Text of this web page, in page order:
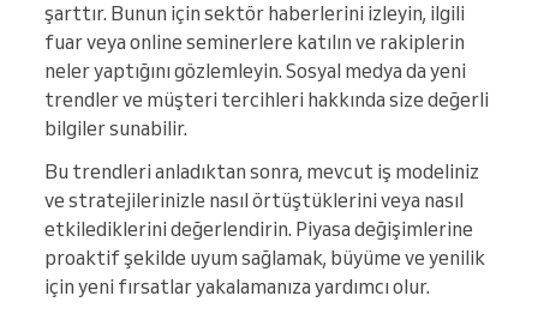
şarttır. Bunun için sektör haberlerini izleyin, ilgili
fuar veya online seminerlere katılın ve rakiplerin
neler yaptığını gözlemleyin. Sosyal medya da yeni
trendler ve müşteri tercihleri hakkında size değerli
bilgiler sunabilir.
Bu trendleri anladıktan sonra, mevcut iş modeliniz
ve stratejilerinizle nasıl örtüştüklerini veya nasıl
etkilediklerini değerlendirin. Piyasa değişimlerine
proaktif şekilde uyum sağlamak, büyüme ve yenilik
için yeni fırsatlar yakalamanıza yardımcı olur.